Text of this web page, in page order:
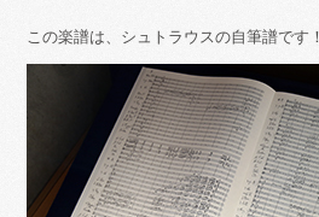
この楽譜は、シュトラウスの自筆譜です！